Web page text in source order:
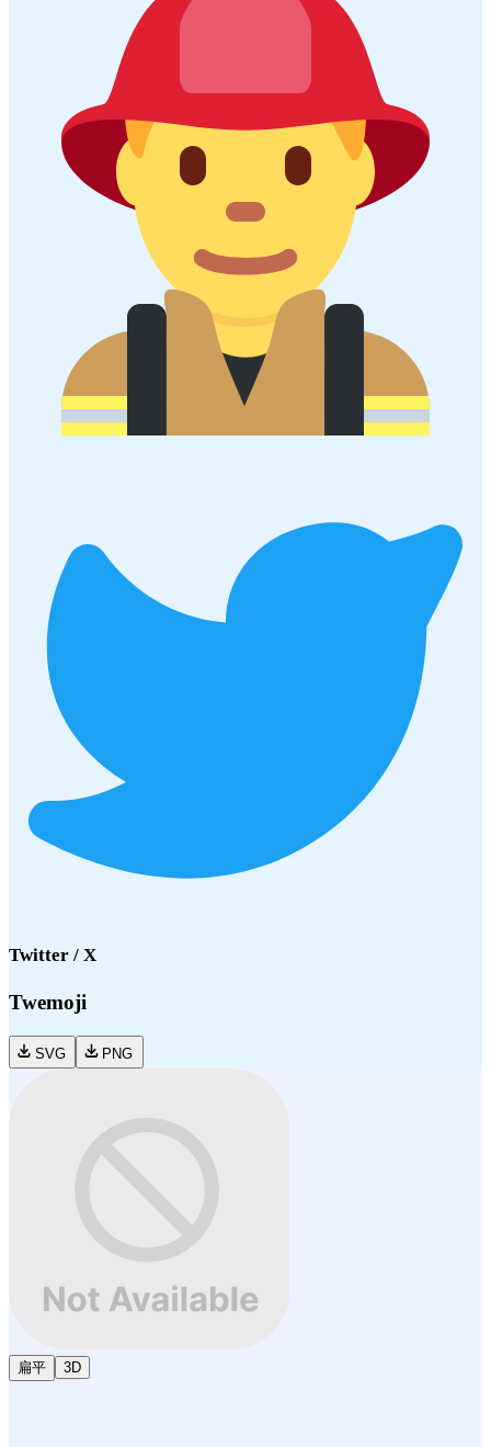
Twitter / X
Twemoji
SVG PNG
扁平 3D